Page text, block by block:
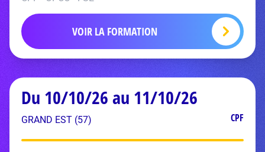
VOIR LA FORMATION
Du 10/10/26 au 11/10/26
GRAND EST (57) CPF